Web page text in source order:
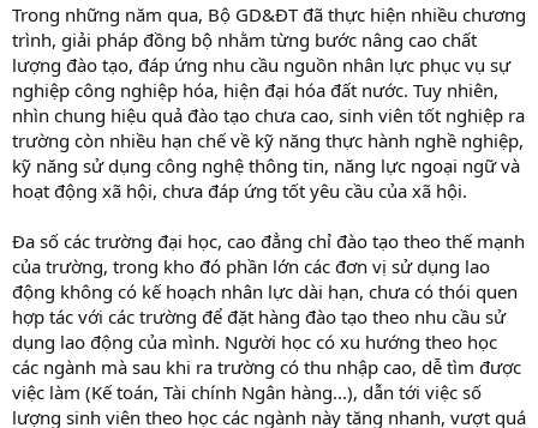
Trong những năm qua, Bộ GD&ĐT đã thực hiện nhiều chương
trình, giải pháp đồng bộ nhằm từng bước nâng cao chất
lượng đào tạo, đáp ứng nhu cầu nguồn nhân lực phục vụ sự
nghiệp công nghiệp hóa, hiện đại hóa đất nước. Tuy nhiên,
nhìn chung hiệu quả đào tạo chưa cao, sinh viên tốt nghiệp ra
trường còn nhiều hạn chế về kỹ năng thực hành nghề nghiệp,
kỹ năng sử dụng công nghệ thông tin, năng lực ngoại ngữ và
hoạt động xã hội, chưa đáp ứng tốt yêu cầu của xã hội.
Đa số các trường đại học, cao đẳng chỉ đào tạo theo thế mạnh
của trường, trong kho đó phần lớn các đơn vị sử dụng lao
động không có kế hoạch nhân lực dài hạn, chưa có thói quen
hợp tác với các trường để đặt hàng đào tạo theo nhu cầu sử
dụng lao động của mình. Người học có xu hướng theo học
các ngành mà sau khi ra trường có thu nhập cao, dễ tìm được
việc làm (Kế toán, Tài chính Ngân hàng...), dẫn tới việc số
lượng sinh viên theo học các ngành này tăng nhanh, vượt quá